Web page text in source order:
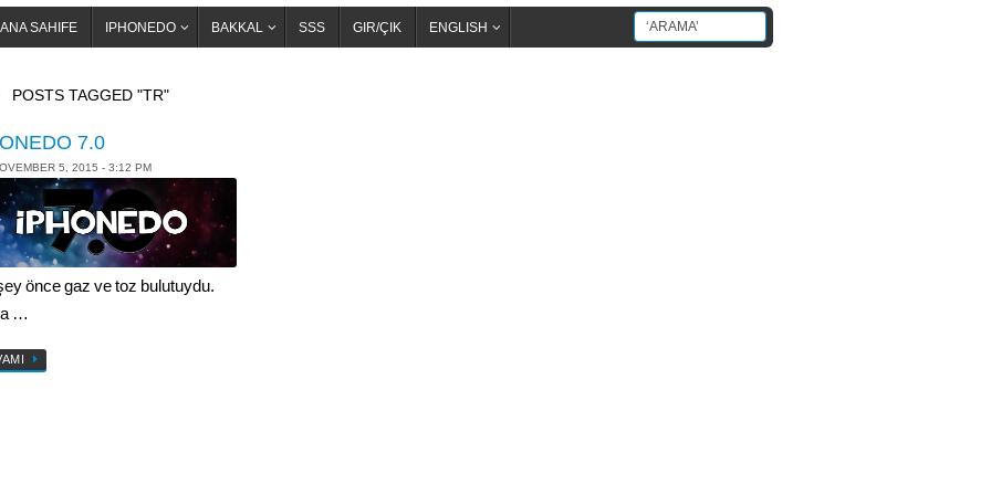
ANA SAHIFE IPHONEDO BAKKAL SSS GIR/ÇIK ENGLISH
POSTS TAGGED "TR"
7.0
5, 2015 - 3:12 PM
önce gaz ve toz bulutuydu.
…